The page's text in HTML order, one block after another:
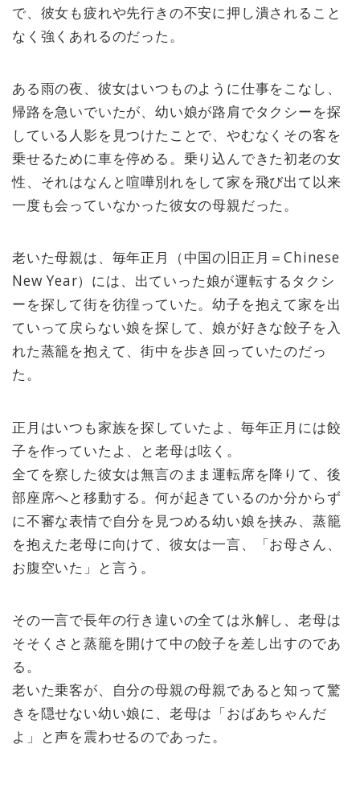
で、彼女も疲れや先行きの不安に押し潰されること
なく強くあれるのだった。
ある雨の夜、彼女はいつものように仕事をこなし、
帰路を急いでいたが、幼い娘が路肩でタクシーを探
している人影を見つけたことで、やむなくその客を
乗せるために車を停める。乗り込んできた初老の女
性、それはなんと喧嘩別れをして家を飛び出て以来
一度も会っていなかった彼女の母親だった。
老いた母親は、毎年正月（中国の旧正月＝Chinese
New Year）には、出ていった娘が運転するタクシ
ーを探して街を彷徨っていた。幼子を抱えて家を出
ていって戻らない娘を探して、娘が好きな餃子を入
れた蒸籠を抱えて、街中を歩き回っていたのだっ
た。
正月はいつも家族を探していたよ、毎年正月には餃
子を作っていたよ、と老母は呟く。
全てを察した彼女は無言のまま運転席を降りて、後
部座席へと移動する。何が起きているのか分からず
に不審な表情で自分を見つめる幼い娘を挟み、蒸籠
を抱えた老母に向けて、彼女は一言、「お母さん、
お腹空いた」と言う。
その一言で長年の行き違いの全ては氷解し、老母は
そそくさと蒸籠を開けて中の餃子を差し出すのであ
る。
老いた乗客が、自分の母親の母親であると知って驚
きを隠せない幼い娘に、老母は「おばあちゃんだ
よ」と声を震わせるのであった。